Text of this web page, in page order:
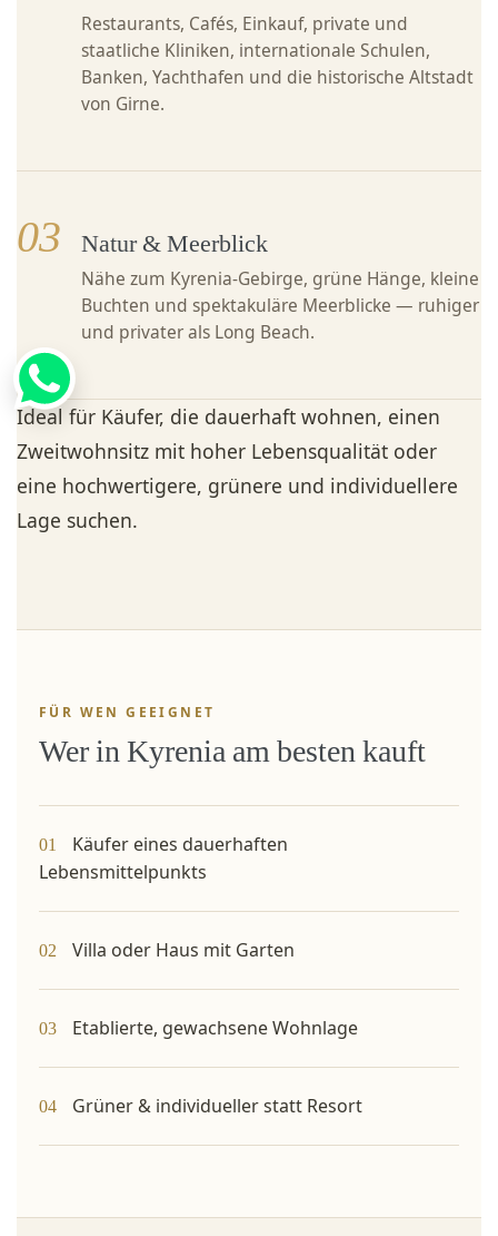
Restaurants, Cafés, Einkauf, private und
staatliche Kliniken, internationale Schulen,
Banken, Yachthafen und die historische Altstadt
von Girne.
03 Natur & Meerblick
Nähe zum Kyrenia-Gebirge, grüne Hänge, kleine
Buchten und spektakuläre Meerblicke — ruhiger
und privater als Long Beach.
Ideal für Käufer, die dauerhaft wohnen, einen
Zweitwohnsitz mit hoher Lebensqualität oder
eine hochwertigere, grünere und individuellere
Lage suchen.
FÜR WEN GEEIGNET
Wer in Kyrenia am besten kauft
01
Käufer eines dauerhaften
Lebensmittelpunkts
02 Villa oder Haus mit Garten
03 Etablierte, gewachsene Wohnlage
04 Grüner & individueller statt Resort